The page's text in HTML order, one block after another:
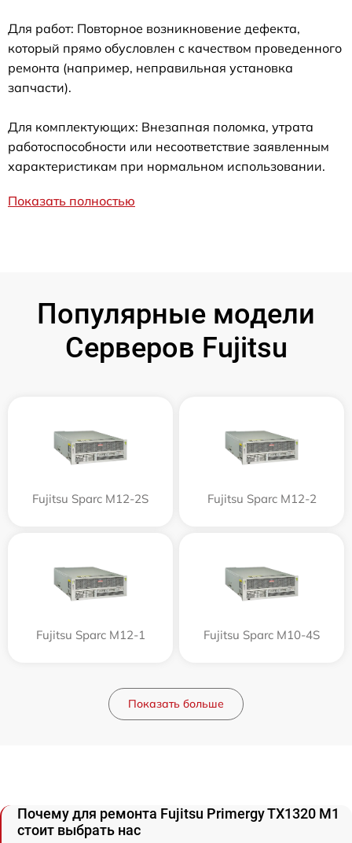
Для работ: Повторное возникновение дефекта,
который прямо обусловлен с качеством проведенного
ремонта (например, неправильная установка
запчасти).
Для комплектующих: Внезапная поломка, утрата
работоспособности или несоответствие заявленным
характеристикам при нормальном использовании.
Показать полностью
Популярные модели
Серверов Fujitsu
Fujitsu Sparc M12-2S Fujitsu Sparc M12-2
Fujitsu Sparc M12-1 Fujitsu Sparc M10-4S
Показать больше
Почему для ремонта Fujitsu Primergy TX1320 M1
стоит выбрать нас